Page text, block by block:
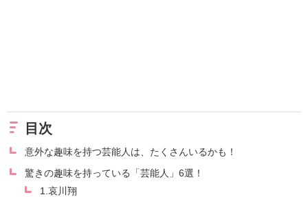
目次
意外な趣味を持つ芸能人は、たくさんいるかも！
驚きの趣味を持っている「芸能人」6選！
1.哀川翔